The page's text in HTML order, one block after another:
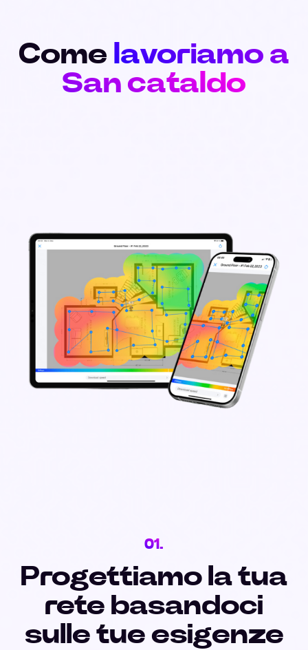
Come lavoriamo a
San cataldo
01.
Progettiamo la tua
rete basandoci
sulle tue esigenze